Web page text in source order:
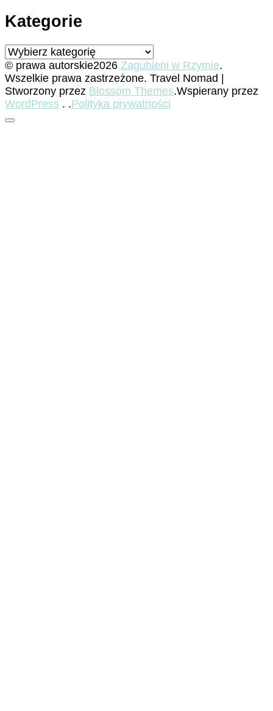
Kategorie
Kategorie
© prawa autorskie2026 Zagubieni w Rzymie.
Wszelkie prawa zastrzeżone. Travel Nomad |
Stworzony przez Blossom Themes.Wspierany przez
WordPress . .Polityka prywatności